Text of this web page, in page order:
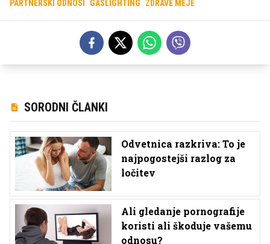
PARTNERSKI ODNOSI GASLIGHTING ZDRAVE MEJE
SORODNI ČLANKI
Odvetnica razkriva: To je
najpogostejši razlog za
ločitev
Ali gledanje pornografije
koristi ali škoduje vašemu
odnosu?